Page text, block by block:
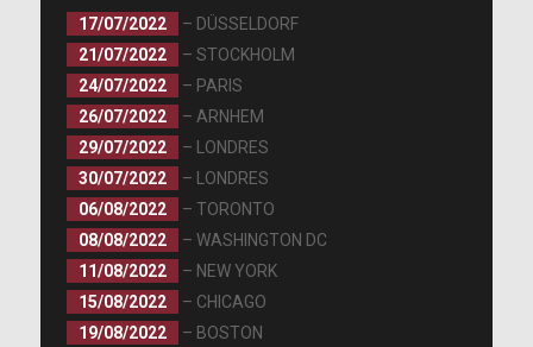
17/07/2022
– DÜSSELDORF
21/07/2022
– STOCKHOLM
24/07/2022
– PARIS
26/07/2022
– ARNHEM
29/07/2022
– LONDRES
30/07/2022
– LONDRES
06/08/2022
– TORONTO
08/08/2022
– WASHINGTON DC
11/08/2022
– NEW YORK
15/08/2022
– CHICAGO
19/08/2022
– BOSTON